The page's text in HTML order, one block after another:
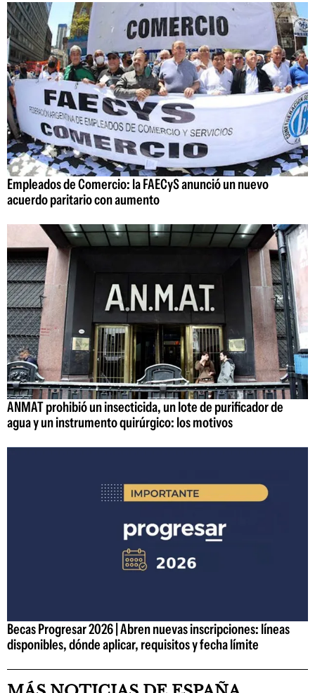
Empleados de Comercio: la FAECyS anunció un nuevo
acuerdo paritario con aumento
ANMAT prohibió un insecticida, un lote de purificador de
agua y un instrumento quirúrgico: los motivos
Becas Progresar 2026 | Abren nuevas inscripciones: líneas
disponibles, dónde aplicar, requisitos y fecha límite